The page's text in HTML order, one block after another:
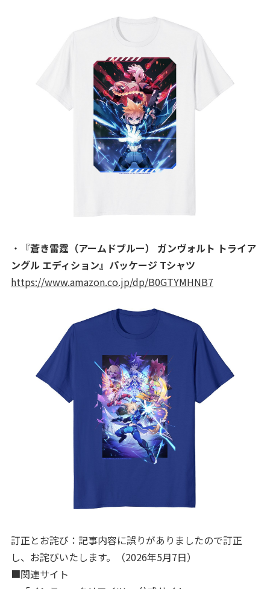
・
『蒼き雷霆（アームドブルー） ガンヴォルト トライア
ングル エディション』パッケージ Tシャツ
https://www.amazon.co.jp/dp/B0GTYMHNB7
訂正とお詫び：記事内容に誤りがありましたので訂正
し、お詫びいたします。（2026年5月7日）
■関連サイト